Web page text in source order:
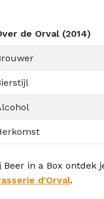
de Orval (2014)
Beer in a Box ontdek
d'Orval.